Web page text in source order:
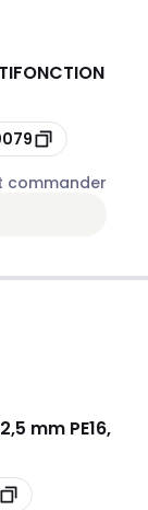
commander
mm PE16,